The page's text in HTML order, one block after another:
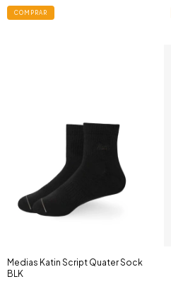
COMPRAR
Medias Katin Script Quater Sock
BLK